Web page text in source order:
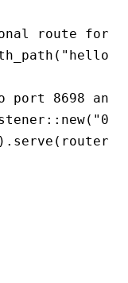
route for
( "hello"
port 8698 and
:: new(
. serve (router)